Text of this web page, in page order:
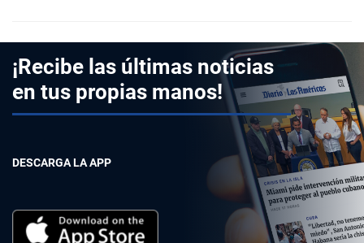
¡Recibe las últimas noticias
en tus propias manos!
DESCARGA LA APP